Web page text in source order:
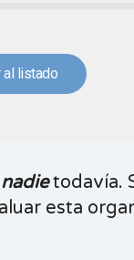
listado
nadietodavía.
esta